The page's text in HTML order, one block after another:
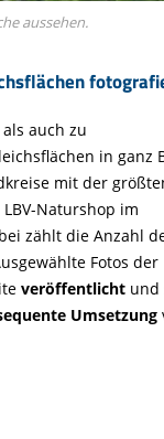
aussehen.
auch zu
in ganz
mit der
Naturshop im
zählt die Anzahl
Fotos der
veröffentlicht und
Umsetzung